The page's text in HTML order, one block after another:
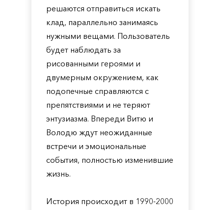
решаются отправиться искать
клад, параллельно занимаясь
нужными вещами. Пользователь
будет наблюдать за
рисованными героями и
двумерным окружением, как
подопечные справляются с
препятствиями и не теряют
энтузиазма. Впереди Витю и
Володю ждут неожиданные
встречи и эмоциональные
события, полностью изменившие
жизнь.
История происходит в 1990-2000